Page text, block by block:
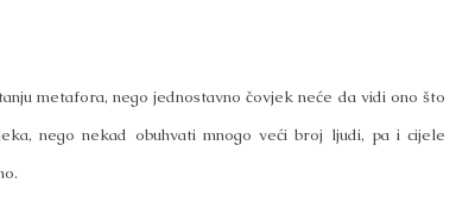
metafora, nego jednostavno čovjek neće da vidi ono što
nego nekad obuhvati mnogo veći broj ljudi, pa i cijele